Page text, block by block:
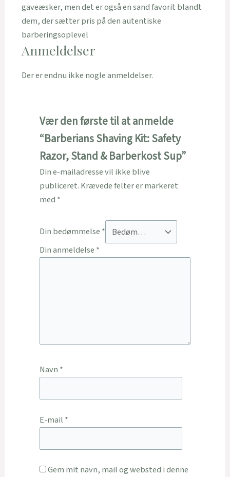
gaveæsker, men det er også en sand favorit blandt
dem, der sætter pris på den autentiske
barberingsoplevel
Anmeldelser
Der er endnu ikke nogle anmeldelser.
Vær den første til at anmelde
“Barberians Shaving Kit: Safety
Razor, Stand & Barberkost Sup”
Din e-mailadresse vil ikke blive
publiceret. Krævede felter er markeret
med *
Din bedømmelse *
Din anmeldelse *
Navn *
E-mail *
Gem mit navn, mail og websted i denne